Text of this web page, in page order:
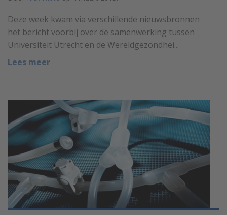
Deze week kwam via verschillende nieuwsbronnen
het bericht voorbij over de samenwerking tussen
Universiteit Utrecht en de Wereldgezondhei...
Lees meer